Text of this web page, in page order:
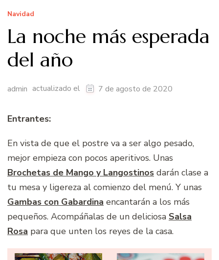
Navidad
La noche más esperada
del año
admin actualizado el 7 de agosto de 2020
Entrantes:
En vista de que el postre va a ser algo pesado,
mejor empieza con pocos aperitivos. Unas
Brochetas de Mango y Langostinos darán clase a
tu mesa y ligereza al comienzo del menú. Y unas
Gambas con Gabardina encantarán a los más
pequeños. Acompáñalas de un deliciosa Salsa
Rosa para que unten los reyes de la casa.